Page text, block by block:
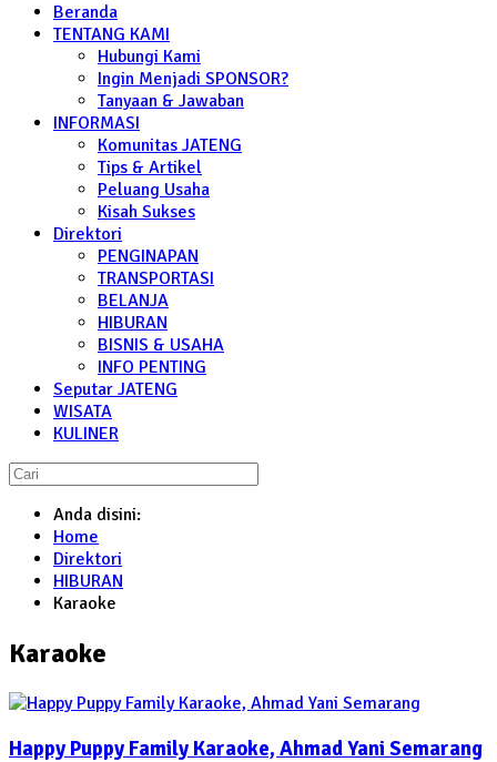
Beranda
TENTANG KAMI
Hubungi Kami
Ingin Menjadi SPONSOR?
Tanyaan & Jawaban
INFORMASI
Komunitas JATENG
Tips & Artikel
Peluang Usaha
Kisah Sukses
Direktori
PENGINAPAN
TRANSPORTASI
BELANJA
HIBURAN
BISNIS & USAHA
INFO PENTING
Seputar JATENG
WISATA
KULINER
Anda disini:
Home
Direktori
HIBURAN
Karaoke
Karaoke
Happy Puppy Family Karaoke, Ahmad Yani Semarang